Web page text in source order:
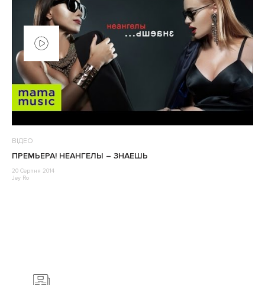
ВІДЕО
ПРЕМЬЕРА! НЕАНГЕЛЫ – ЗНАЕШЬ
20 Серпня 2014
Jey Ro